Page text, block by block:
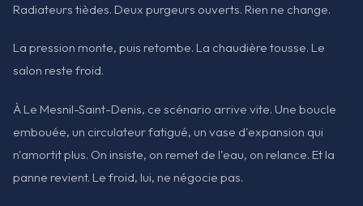
Radiateurs tièdes. Deux purgeurs ouverts. Rien ne change.
La pression monte, puis retombe. La chaudière tousse. Le
salon reste froid.
À Le Mesnil-Saint-Denis, ce scénario arrive vite. Une boucle
embouée, un circulateur fatigué, un vase d'expansion qui
n'amortit plus. On insiste, on remet de l'eau, on relance. Et la
panne revient. Le froid, lui, ne négocie pas.